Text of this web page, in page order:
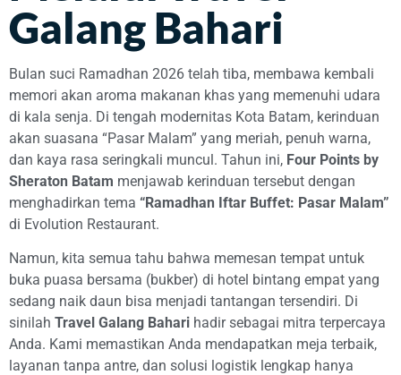
Galang Bahari
Bulan suci Ramadhan 2026 telah tiba, membawa kembali
memori akan aroma makanan khas yang memenuhi udara
di kala senja. Di tengah modernitas Kota Batam, kerinduan
akan suasana “Pasar Malam” yang meriah, penuh warna,
dan kaya rasa seringkali muncul. Tahun ini, Four Points by
Sheraton Batam menjawab kerinduan tersebut dengan
menghadirkan tema “Ramadhan Iftar Buffet: Pasar Malam”
di Evolution Restaurant.
Namun, kita semua tahu bahwa memesan tempat untuk
buka puasa bersama (bukber) di hotel bintang empat yang
sedang naik daun bisa menjadi tantangan tersendiri. Di
sinilah Travel Galang Bahari hadir sebagai mitra terpercaya
Anda. Kami memastikan Anda mendapatkan meja terbaik,
layanan tanpa antre, dan solusi logistik lengkap hanya